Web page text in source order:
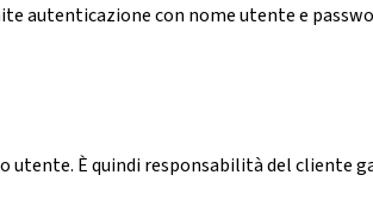
autenticazione con nome utente e
utente. È quindi responsabilità del cliente